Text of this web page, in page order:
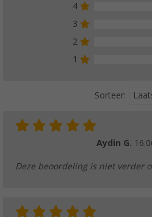
4
3
2
1
Sorteer:
Aydin G.
Deze beoordeling is niet verder